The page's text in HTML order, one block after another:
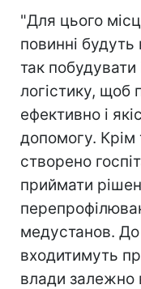
"Для цього
повинні будуть
так побудувати
логістику, щоб
ефективно і
допомогу. Крім
створено
приймати
медустанов.
входитимуть
влади залежно